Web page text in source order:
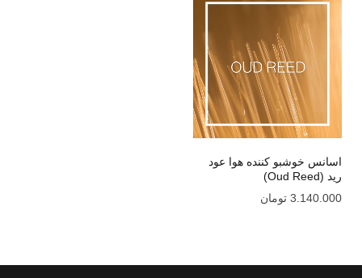
اسانس خوشبو کننده هوا عود
رید (Oud Reed)
3.140.000 تومان